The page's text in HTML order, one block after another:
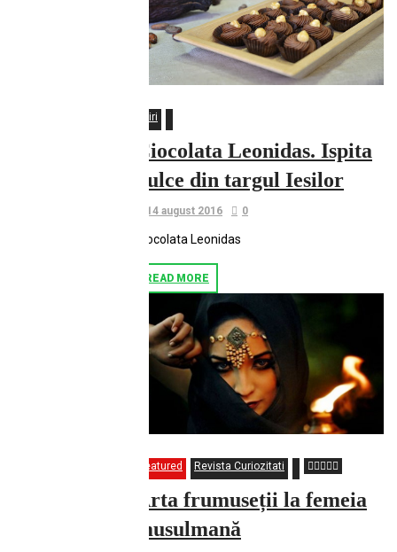
Stiri
Ciocolata Leonidas. Ispita
dulce din targul Iesilor
14 august 2016 0
Ciocolata Leonidas
READ MORE
Featured Revista Curiozitati
Arta frumuseții la femeia
musulmană